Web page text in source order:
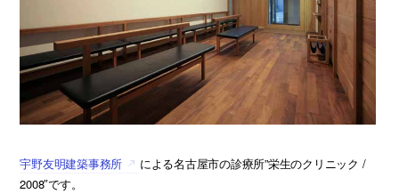
宇野友明建築事務所
による名古屋市の診療所”栄生のクリニック /
2008″です。